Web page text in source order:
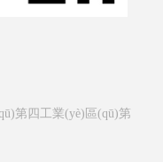
第四工業(yè)區(qū)第